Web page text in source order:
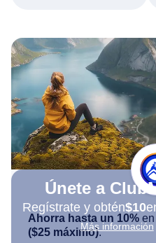
Únete a
Regístrate y obtén$10
Más información
Ahorra hasta un 10%
($25 máximo).